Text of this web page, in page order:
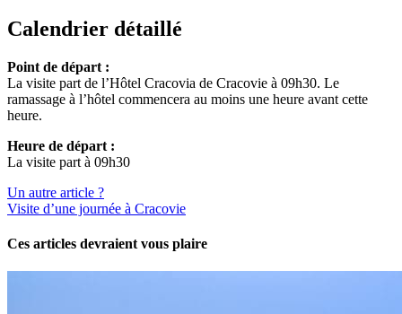
Calendrier détaillé
Point de départ :
La visite part de l’Hôtel Cracovia de Cracovie à 09h30. Le
ramassage à l’hôtel commencera au moins une heure avant cette
heure.
Heure de départ :
La visite part à 09h30
Un autre article ?
Visite d’une journée à Cracovie
Ces articles devraient vous plaire